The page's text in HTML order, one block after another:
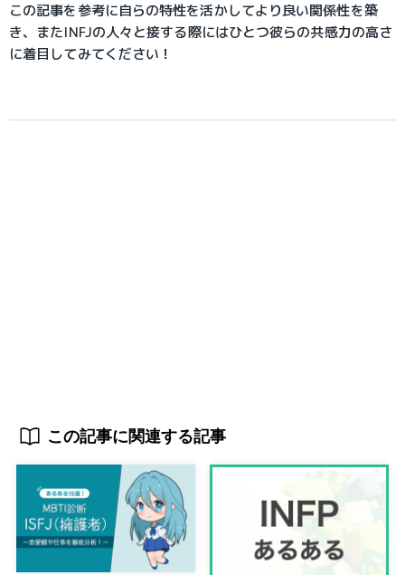
この記事を参考に自らの特性を活かしてより良い関係性を築
き、またINFJの人々と接する際にはひとつ彼らの共感力の高さ
に着目してみてください！
この記事に関連する記事